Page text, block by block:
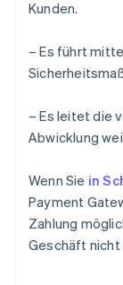
Kunden.
– Es führt
– Es leitet die
Abwicklung
Wenn Sie in
Payment
Zahlung
Geschäft